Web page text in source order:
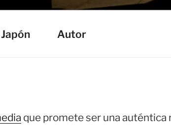
Autor
que promete ser una auténtica